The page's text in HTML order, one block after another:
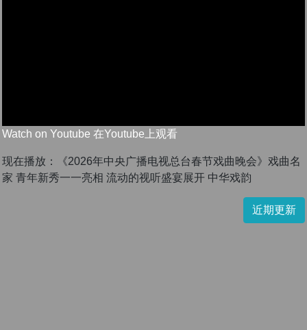
Watch on Youtube 在Youtube上观看
现在播放：《2026年中央广播电视总台春节戏曲晚会》戏曲名
家 青年新秀一一亮相 流动的视听盛宴展开 中华戏韵
近期更新